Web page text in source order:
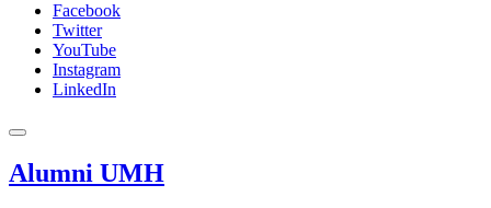
Facebook
Twitter
YouTube
Instagram
LinkedIn
Alumni UMH